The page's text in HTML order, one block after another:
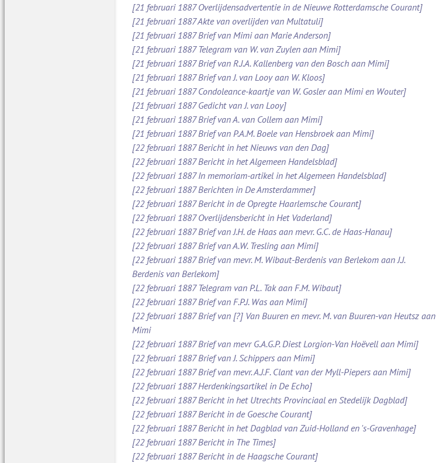
[21 februari 1887 Overlijdensadvertentie in de Nieuwe Rotterdamsche Courant]
[21 februari 1887 Akte van overlijden van Multatuli]
[21 februari 1887 Brief van Mimi aan Marie Anderson]
[21 februari 1887 Telegram van W. van Zuylen aan Mimi]
[21 februari 1887 Brief van R.J.A. Kallenberg van den Bosch aan Mimi]
[21 februari 1887 Brief van J. van Looy aan W. Kloos]
[21 februari 1887 Condoleance-kaartje van W. Gosler aan Mimi en Wouter]
[21 februari 1887 Gedicht van J. van Looy]
[21 februari 1887 Brief van A. van Collem aan Mimi]
[21 februari 1887 Brief van P.A.M. Boele van Hensbroek aan Mimi]
[22 februari 1887 Bericht in het Nieuws van den Dag]
[22 februari 1887 Bericht in het Algemeen Handelsblad]
[22 februari 1887 In memoriam-artikel in het Algemeen Handelsblad]
[22 februari 1887 Berichten in De Amsterdammer]
[22 februari 1887 Bericht in de Opregte Haarlemsche Courant]
[22 februari 1887 Overlijdensbericht in Het Vaderland]
[22 februari 1887 Brief van J.H. de Haas aan mevr. G.C. de Haas-Hanau]
[22 februari 1887 Brief van A.W. Tresling aan Mimi]
[22 februari 1887 Brief van mevr. M. Wibaut-Berdenis van Berlekom aan J.J.
Berdenis van Berlekom]
[22 februari 1887 Telegram van P.L. Tak aan F.M. Wibaut]
[22 februari 1887 Brief van F.P.J. Was aan Mimi]
[22 februari 1887 Brief van [?] Van Buuren en mevr. M. van Buuren-van Heutsz aan
Mimi
[22 februari 1887 Brief van mevr G.A.G.P. Diest Lorgion-Van Hoëvell aan Mimi]
[22 februari 1887 Brief van J. Schippers aan Mimi]
[22 februari 1887 Brief van mevr. A.J.F. Clant van der Myll-Piepers aan Mimi]
[22 februari 1887 Herdenkingsartikel in De Echo]
[22 februari 1887 Bericht in het Utrechts Provinciaal en Stedelijk Dagblad]
[22 februari 1887 Bericht in de Goesche Courant]
[22 februari 1887 Bericht in het Dagblad van Zuid-Holland en 's-Gravenhage]
[22 februari 1887 Bericht in The Times]
[22 februari 1887 Bericht in de Haagsche Courant]